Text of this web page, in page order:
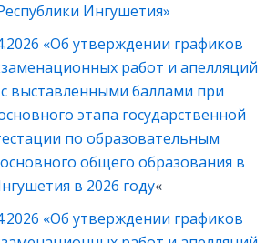
Ингушетия»
«Об утверждении графиков
работ и апелляций
с выставленными баллами при
этапа государственной
по образовательным
общего образования в
в 2026 году«
«Об утверждении графиков